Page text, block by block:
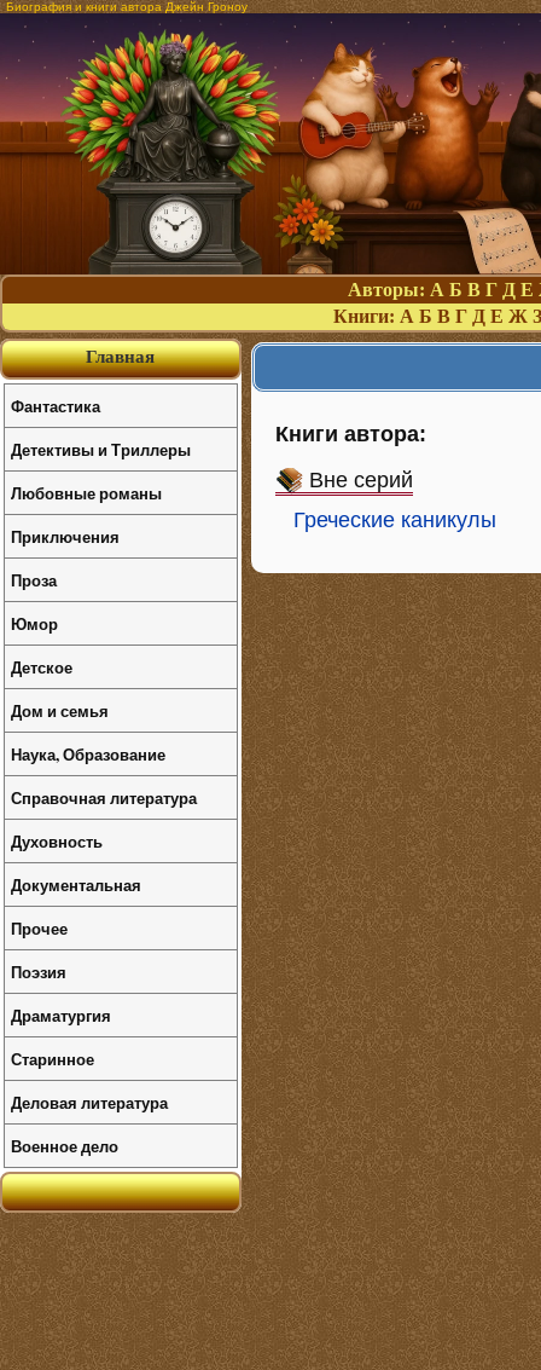
Биография и книги автора Джейн Гроноу
Авторы: А Б В Г Д Е
Книги: А Б В Г Д Е Ж З
Книги автора:
Вне серий
Греческие каникулы
Главная
Фантастика
Детективы и Триллеры
Любовные романы
Приключения
Проза
Юмор
Детское
Дом и семья
Наука, Образование
Справочная литература
Духовность
Документальная
Прочее
Поэзия
Драматургия
Старинное
Деловая литература
Военное дело